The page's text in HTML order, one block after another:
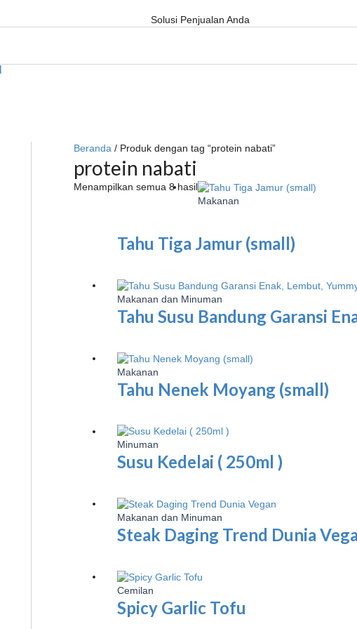
Solusi Penjualan Anda
Beranda / Produk dengan tag “protein nabati”
protein nabati
Menampilkan semua 8 hasil
Makanan
Tahu Tiga Jamur (small)
Makanan dan Minuman
Tahu Susu Bandung Garansi
Makanan
Tahu Nenek Moyang (small)
Minuman
Susu Kedelai ( 250ml )
Makanan dan Minuman
Steak Daging Trend Dunia
Cemilan
Spicy Garlic Tofu